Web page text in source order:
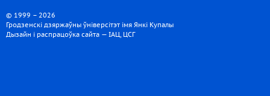
© 1999 – 2026
Гродзенскі дзяржаўны ўніверсітэт імя Янкі Купалы
Дызайн і распрацоўка сайта — ІАЦ, ЦСГ